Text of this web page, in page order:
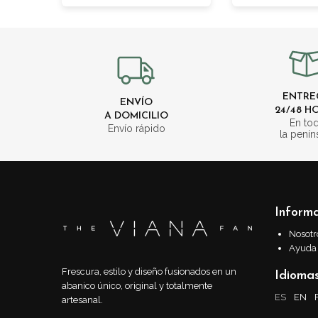
ENVÍO
A DOMICILIO
Envío rápido
24/48
En
la
Frescura, estilo y diseño fusionados en un
abanico único, original y totalmente
artesanal.
Ayuda
ES EN